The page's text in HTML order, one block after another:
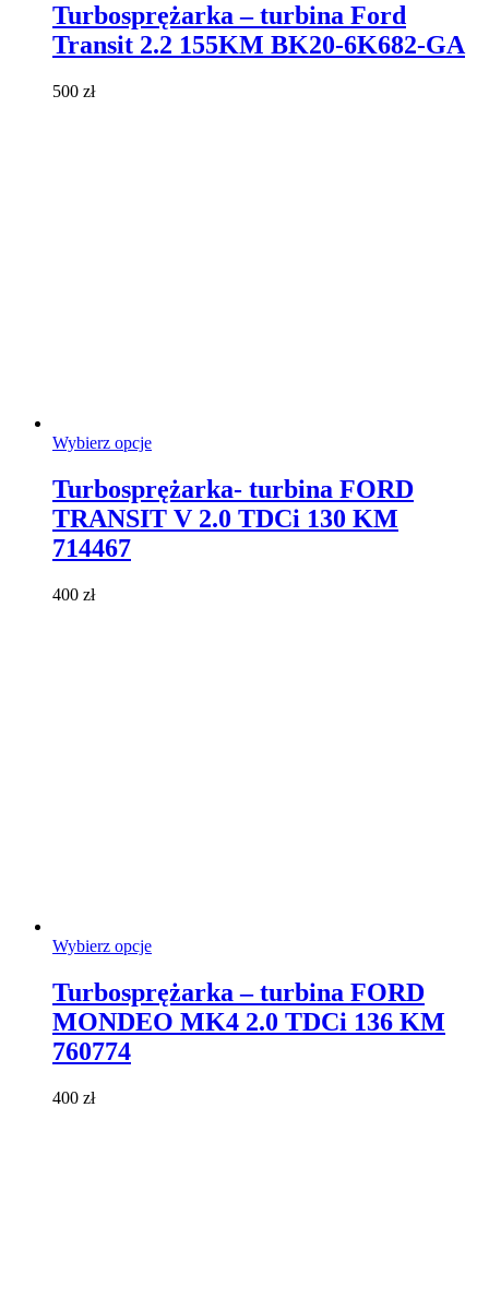
wiele
wariantów.
Turbosprężarka – turbina Ford
Transit 2.2 155KM BK20-6K682-GA
500 zł
Wybierz opcjeTen
wiele
wariantów.
Turbosprężarka- turbina FORD
TRANSIT V 2.0 TDCi 130 KM
714467
400 zł
Wybierz opcjeTen
wiele
wariantów.
Turbosprężarka – turbina FORD
MONDEO MK4 2.0 TDCi 136 KM
760774
400 zł